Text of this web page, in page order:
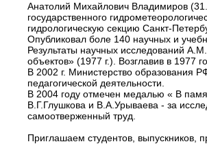
Анатолий Михайлович Владимиров
государственного
гидрологическую секцию Санкт-
Опубликовал боле 140 научных и
Результаты научных исследований
объектов» (1977 г.). Возглавив в 1977
В 2002 г. Министерство образования
педагогической деятельности.
В 2004 году отмечен медалью « В
В.Г.Глушкова и В.А.Урываева - за
самоотверженный труд.
Приглашаем студентов, выпускников,